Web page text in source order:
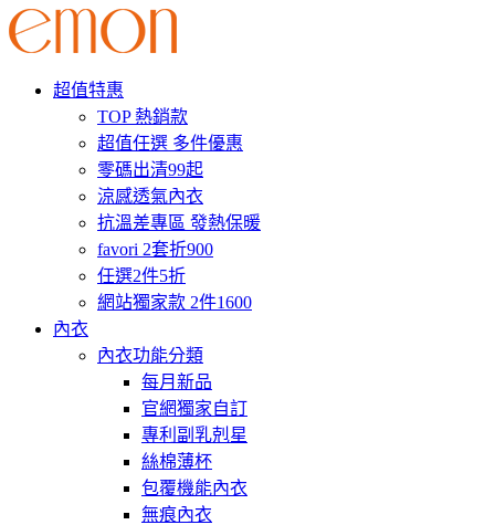
超值特惠
TOP 熱銷款
超值任選 多件優惠
零碼出清99起
涼感透氣內衣
抗溫差專區 發熱保暖
favori 2套折900
任選2件5折
網站獨家款 2件1600
內衣
內衣功能分類
每月新品
官網獨家自訂
專利副乳剋星
絲棉薄杯
包覆機能內衣
無痕內衣